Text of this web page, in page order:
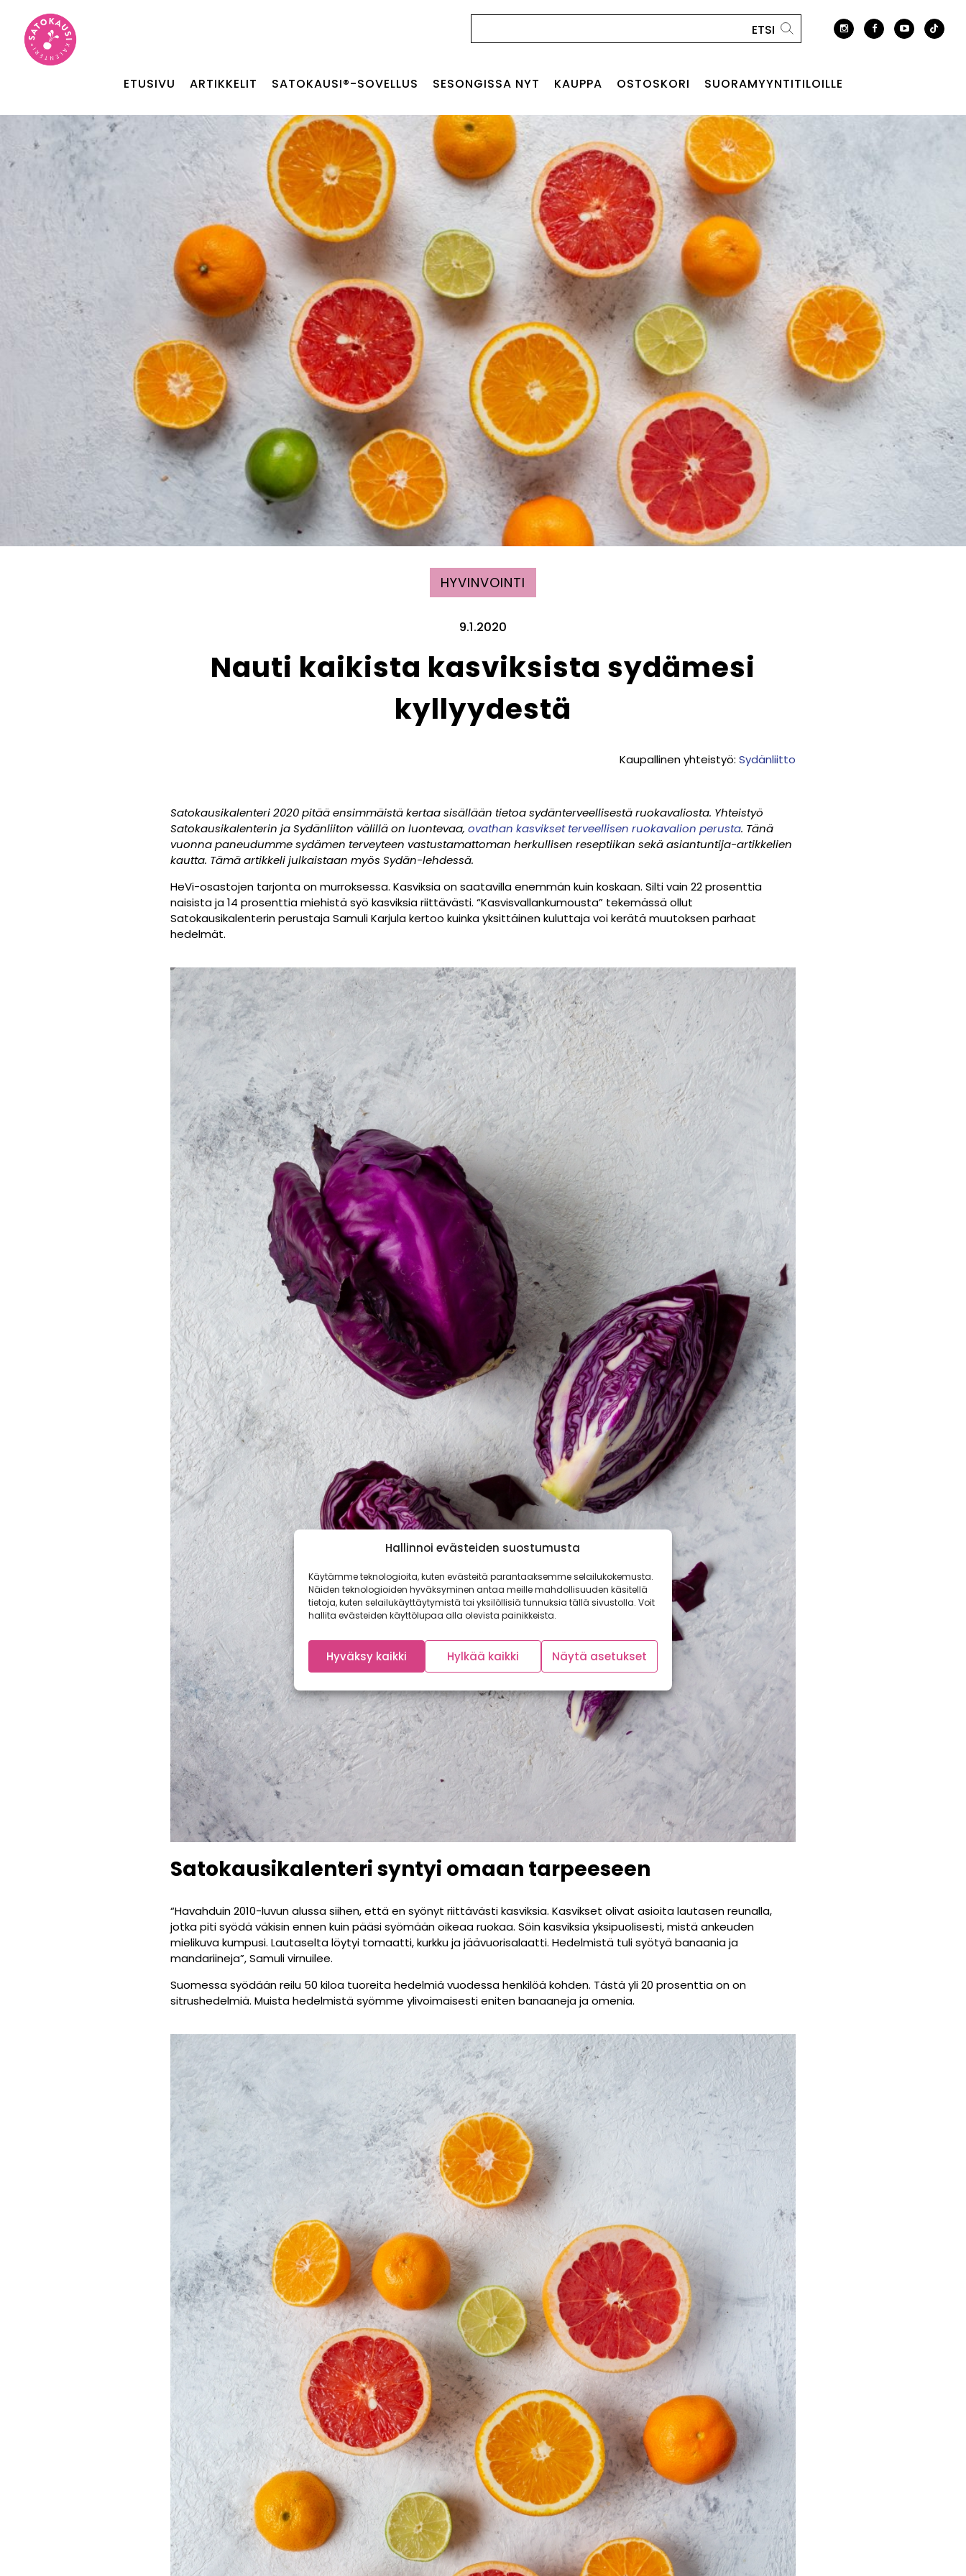
Hallinnoi evästeiden suostumusta
Käytämme teknologioita, kuten evästeitä parantaaksemme selailukokemusta.
Näiden teknologioiden hyväksyminen antaa meille mahdollisuuden käsitellä
tietoja, kuten selailukäyttäytymistä tai yksilöllisiä tunnuksia tällä sivustolla. Voit
hallita evästeiden käyttölupaa alla olevista painikkeista.
Hyväksy kaikki Hylkää kaikki Näytä asetukset
ETUSIVU ARTIKKELIT SATOKAUSI®-SOVELLUS SESONGISSA NYT KAUPPA OSTOSKORI SUORAMYYNTITILOILLE
HYVINVOINTI
9.1.2020
Nauti kaikista kasviksista sydämesi
kyllyydestä
Kaupallinen yhteistyö: Sydänliitto
Satokausikalenteri 2020 pitää ensimmäistä kertaa sisällään tietoa sydänterveellisestä ruokavaliosta. Yhteistyö
Satokausikalenterin ja Sydänliiton välillä on luontevaa, ovathan kasvikset terveellisen ruokavalion perusta. Tänä
vuonna paneudumme sydämen terveyteen vastustamattoman herkullisen reseptiikan sekä asiantuntija-artikkelien
kautta. Tämä artikkeli julkaistaan myös Sydän-lehdessä.
HeVi-osastojen tarjonta on murroksessa. Kasviksia on saatavilla enemmän kuin koskaan. Silti vain 22 prosenttia
naisista ja 14 prosenttia miehistä syö kasviksia riittävästi. “Kasvisvallankumousta” tekemässä ollut
Satokausikalenterin perustaja Samuli Karjula kertoo kuinka yksittäinen kuluttaja voi kerätä muutoksen parhaat
hedelmät.
Satokausikalenteri syntyi omaan tarpeeseen
“Havahduin 2010-luvun alussa siihen, että en syönyt riittävästi kasviksia. Kasvikset olivat asioita lautasen reunalla,
jotka piti syödä väkisin ennen kuin pääsi syömään oikeaa ruokaa. Söin kasviksia yksipuolisesti, mistä ankeuden
mielikuva kumpusi. Lautaselta löytyi tomaatti, kurkku ja jäävuorisalaatti. Hedelmistä tuli syötyä banaania ja
mandariineja”, Samuli virnuilee.
Suomessa syödään reilu 50 kiloa tuoreita hedelmiä vuodessa henkilöä kohden. Tästä yli 20 prosenttia on on
sitrushedelmiä. Muista hedelmistä syömme ylivoimaisesti eniten banaaneja ja omenia.